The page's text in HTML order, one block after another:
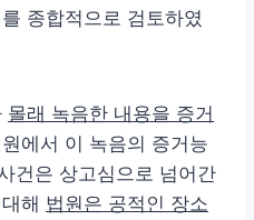
종합적으로 검토하였
몰래 녹음한 내용을 증거
에서 이 녹음의 증거능
건은 상고심으로 넘어간
해 법원은 공적인 장소